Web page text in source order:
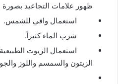
ظهور علامات التجاعيد بصورة
استعمال واقي للشمس.
شرب الماء كثيراً.
استعمال الزيوت
الزيتون والسمسم واللوز